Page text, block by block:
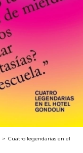
> Cuatro legendarias en el